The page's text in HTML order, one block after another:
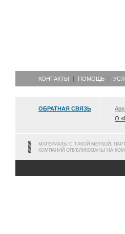
КОНТАКТЫ ПОМОЩЬ
ОБРАТНАЯ СВЯЗЬ
О
МАТЕРИАЛЫ С ТАКОЙ МЕТКОЙ,
КОМПАНИЙ ОПУБЛИКОВАНЫ НА